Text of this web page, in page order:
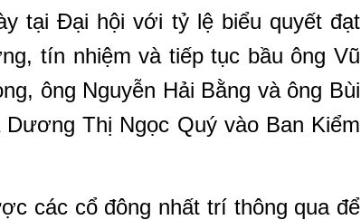
tại Đại hội với tỷ lệ biểu quyết đạt
tín nhiệm và tiếp tục bầu ông Vũ
ông Nguyễn Hải Bằng và ông Bùi
Thị Ngọc Quý vào Ban Kiểm
các cổ đông nhất trí thông qua để